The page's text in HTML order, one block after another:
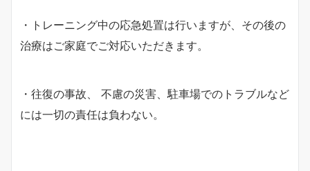
・トレーニング中の応急処置は⾏いますが、その後の
治療はご家庭でご対応いただきます。
・往復の事故、 不慮の災害、駐⾞場でのトラブルなど
には⼀切の責任は負わない。